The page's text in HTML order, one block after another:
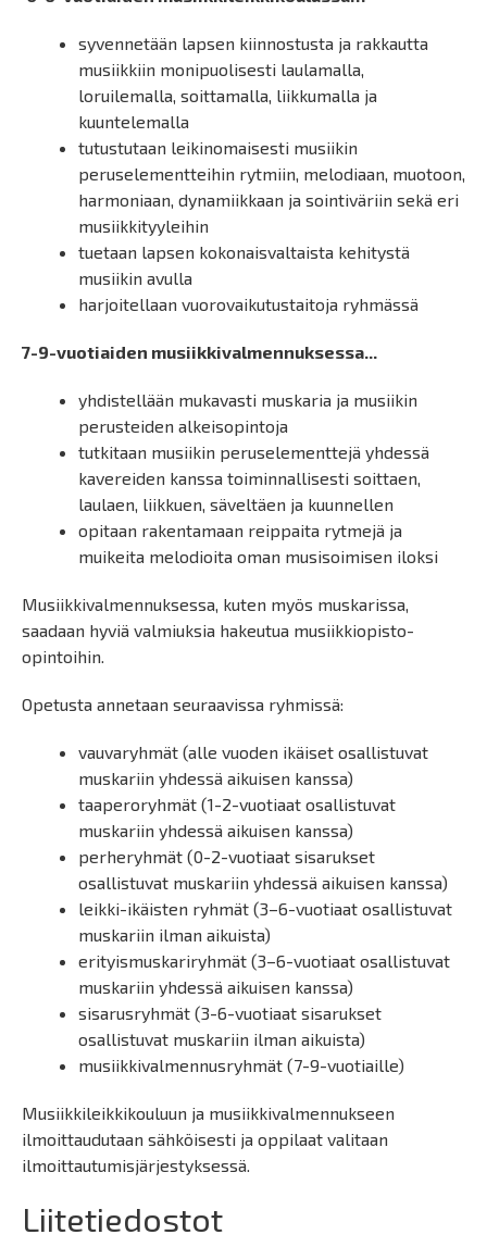
syvennetään lapsen kiinnostusta ja rakkautta
musiikkiin monipuolisesti laulamalla,
loruilemalla, soittamalla, liikkumalla ja
kuuntelemalla
tutustutaan leikinomaisesti musiikin
peruselementteihin rytmiin, melodiaan, muotoon,
harmoniaan, dynamiikkaan ja sointiväriin sekä eri
musiikkityyleihin
tuetaan lapsen kokonaisvaltaista kehitystä
musiikin avulla
harjoitellaan vuorovaikutustaitoja ryhmässä
7-9-vuotiaiden musiikkivalmennuksessa...
yhdistellään mukavasti muskaria ja musiikin
perusteiden alkeisopintoja
tutkitaan musiikin peruselementtejä yhdessä
kavereiden kanssa toiminnallisesti soittaen,
laulaen, liikkuen, säveltäen ja kuunnellen
opitaan rakentamaan reippaita rytmejä ja
muikeita melodioita oman musisoimisen iloksi
Musiikkivalmennuksessa, kuten myös muskarissa,
saadaan hyviä valmiuksia hakeutua musiikkiopisto-
opintoihin.
Opetusta annetaan seuraavissa ryhmissä:
vauvaryhmät (alle vuoden ikäiset osallistuvat
muskariin yhdessä aikuisen kanssa)
taaperoryhmät (1-2-vuotiaat osallistuvat
muskariin yhdessä aikuisen kanssa)
perheryhmät (0-2-vuotiaat sisarukset
osallistuvat muskariin yhdessä aikuisen kanssa)
leikki-ikäisten ryhmät (3–6-vuotiaat osallistuvat
muskariin ilman aikuista)
erityismuskariryhmät (3–6-vuotiaat osallistuvat
muskariin yhdessä aikuisen kanssa)
sisarusryhmät (3-6-vuotiaat sisarukset
osallistuvat muskariin ilman aikuista)
musiikkivalmennusryhmät (7-9-vuotiaille)
Musiikkileikkikouluun ja musiikkivalmennukseen
ilmoittaudutaan sähköisesti ja oppilaat valitaan
ilmoittautumisjärjestyksessä.
Liitetiedostot